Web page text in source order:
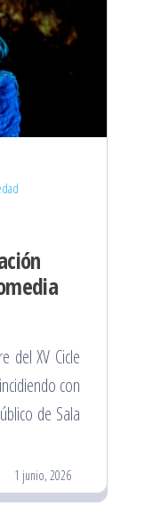
del XV Cicle
con
de Sala
1 junio, 2026